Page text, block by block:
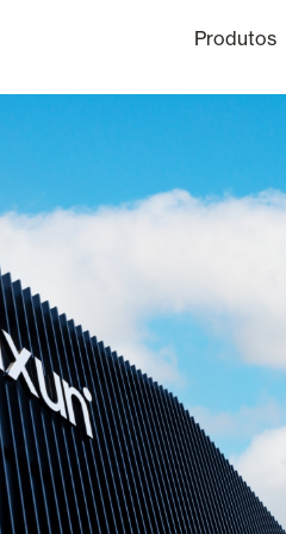
Produtos
Pérgulas
Escritórios
Informação técnicaCanal Ético